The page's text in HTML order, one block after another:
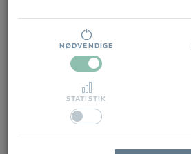
NØDVENDIGE
STATISTIK